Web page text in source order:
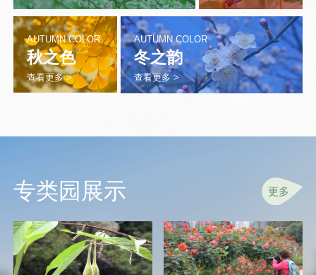
AUTUMN COLOR
秋之色
查看更多 >
AUTUMN COLOR
冬之韵
查看更多 >
专类园展示 更多